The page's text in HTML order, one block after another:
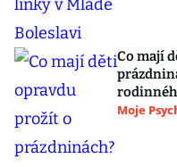
Co mají
Moje